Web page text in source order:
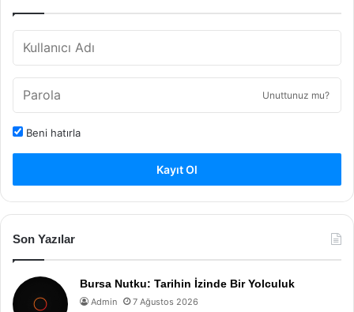
Unuttunuz mu?
Beni hatırla
Kayıt Ol
Son Yazılar
Bursa Nutku: Tarihin İzinde Bir Yolculuk
Admin 7 Ağustos 2026